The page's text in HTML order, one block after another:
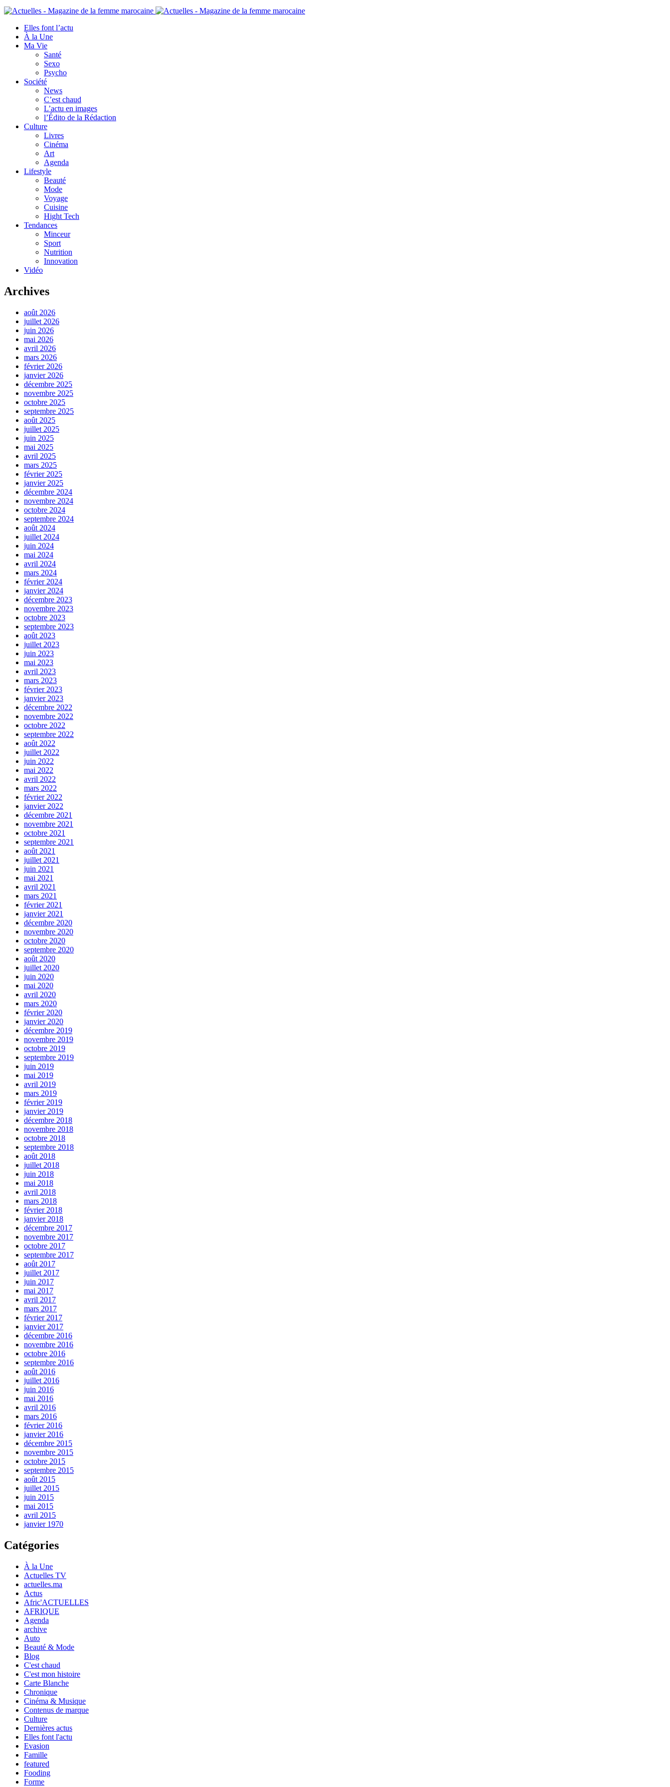
Elles font l’actu
À la Une
Ma Vie
Santé
Sexo
Psycho
Société
News
C’est chaud
L’actu en images
l’Édito de la Rédaction
Culture
Livres
Cinéma
Art
Agenda
Lifestyle
Beauté
Mode
Voyage
Cuisine
Hight Tech
Tendances
Minceur
Sport
Nutrition
Innovation
Vidéo
Archives
août 2026
juillet 2026
juin 2026
mai 2026
avril 2026
mars 2026
février 2026
janvier 2026
décembre 2025
novembre 2025
octobre 2025
septembre 2025
août 2025
juillet 2025
juin 2025
mai 2025
avril 2025
mars 2025
février 2025
janvier 2025
décembre 2024
novembre 2024
octobre 2024
septembre 2024
août 2024
juillet 2024
juin 2024
mai 2024
avril 2024
mars 2024
février 2024
janvier 2024
décembre 2023
novembre 2023
octobre 2023
septembre 2023
août 2023
juillet 2023
juin 2023
mai 2023
avril 2023
mars 2023
février 2023
janvier 2023
décembre 2022
novembre 2022
octobre 2022
septembre 2022
août 2022
juillet 2022
juin 2022
mai 2022
avril 2022
mars 2022
février 2022
janvier 2022
décembre 2021
novembre 2021
octobre 2021
septembre 2021
août 2021
juillet 2021
juin 2021
mai 2021
avril 2021
mars 2021
février 2021
janvier 2021
décembre 2020
novembre 2020
octobre 2020
septembre 2020
août 2020
juillet 2020
juin 2020
mai 2020
avril 2020
mars 2020
février 2020
janvier 2020
décembre 2019
novembre 2019
octobre 2019
septembre 2019
juin 2019
mai 2019
avril 2019
mars 2019
février 2019
janvier 2019
décembre 2018
novembre 2018
octobre 2018
septembre 2018
août 2018
juillet 2018
juin 2018
mai 2018
avril 2018
mars 2018
février 2018
janvier 2018
décembre 2017
novembre 2017
octobre 2017
septembre 2017
août 2017
juillet 2017
juin 2017
mai 2017
avril 2017
mars 2017
février 2017
janvier 2017
décembre 2016
novembre 2016
octobre 2016
septembre 2016
août 2016
juillet 2016
juin 2016
mai 2016
avril 2016
mars 2016
février 2016
janvier 2016
décembre 2015
novembre 2015
octobre 2015
septembre 2015
août 2015
juillet 2015
juin 2015
mai 2015
avril 2015
janvier 1970
Catégories
À la Une
Actuelles TV
actuelles.ma
Actus
Afric'ACTUELLES
AFRIQUE
Agenda
archive
Auto
Beauté & Mode
Blog
C'est chaud
C'est mon histoire
Carte Blanche
Chronique
Cinéma & Musique
Contenus de marque
Culture
Dernières actus
Elles font l'actu
Evasion
Famille
featured
Fooding
Forme